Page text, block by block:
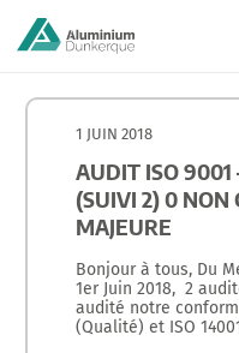
1 JUIN 2018
AUDIT ISO 9001
(SUIVI 2) 0 NON
MAJEURE
Bonjour à tous, Du
1er Juin 2018, 2
audité notre
(Qualité) et ISO